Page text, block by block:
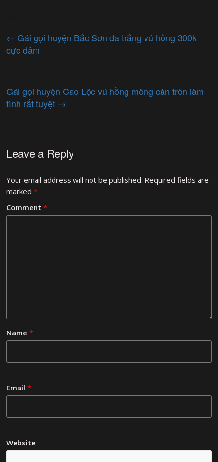
← Gái gọi huyện Bắc Sơn da trắng vú hồng 300k
cực dâm
Gái gọi huyện Cao Lộc vú hồng mông căn tròn làm
tình rất tuyệt →
Leave a Reply
Your email address will not be published. Required fields are
marked*
Comment*
Name*
Email*
Website